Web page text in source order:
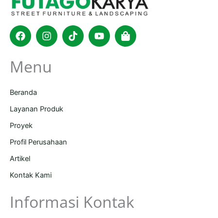
FacebookInstagram
TiktokYoutubeShopping-
bag
Menu
Beranda
Layanan Produk
Proyek
Profil Perusahaan
Artikel
Kontak Kami
Informasi Kontak